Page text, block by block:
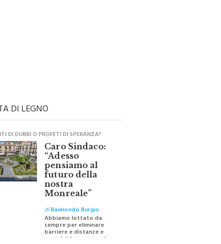
DI LEGNO
DI DUBBI O PROFETI DI SPERANZA?
Caro Sindaco:
“Adesso
pensiamo al
futuro della
nostra
Monreale”
diRaimondo Burgio
Abbiamo lottato da
sempre per eliminare
barriere e distanze e